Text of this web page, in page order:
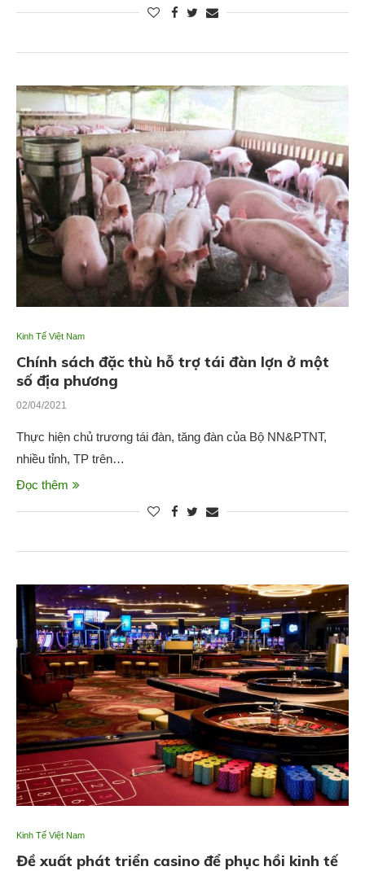
Kinh Tế Việt Nam
Chính sách đặc thù hỗ trợ tái đàn lợn ở một
số địa phương
02/04/2021
Thực hiện chủ trương tái đàn, tăng đàn của Bộ NN&PTNT,
nhiều tỉnh, TP trên…
Đọc thêm
Kinh Tế Việt Nam
Đề xuất phát triển casino để phục hồi kinh tế